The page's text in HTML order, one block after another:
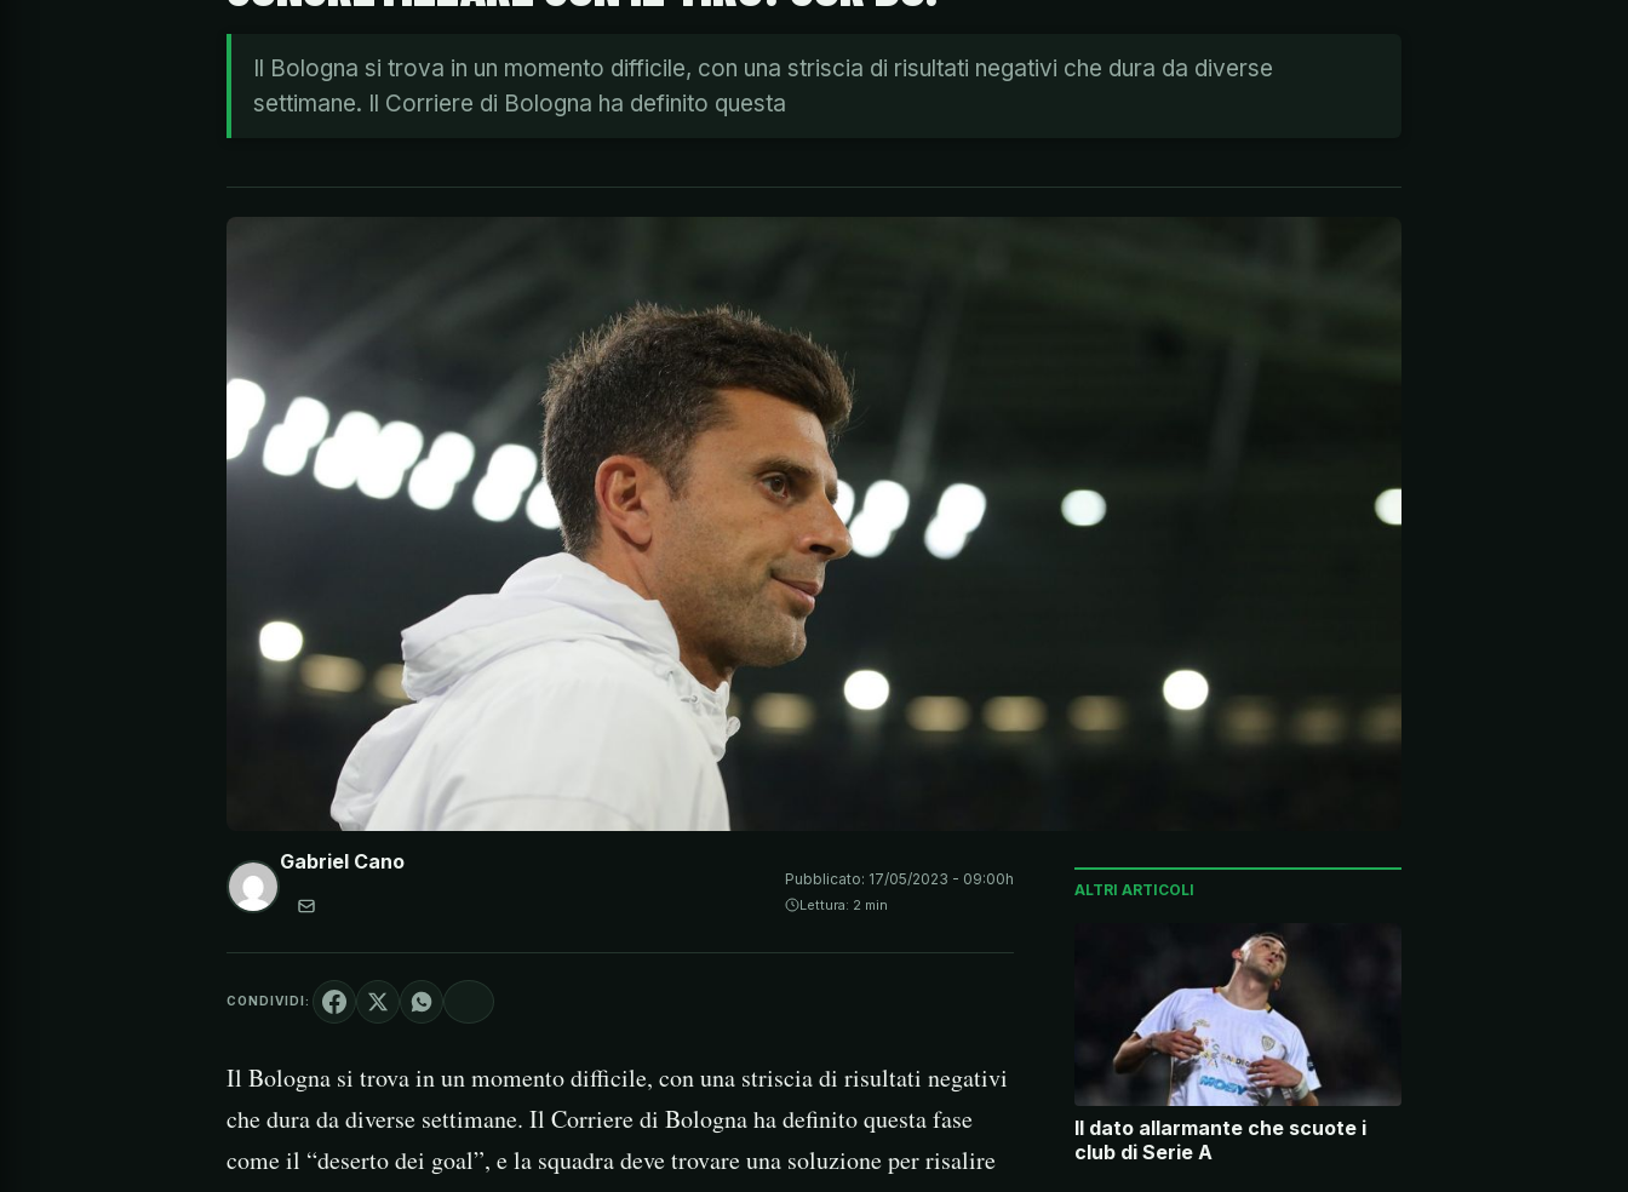
Il Bologna si trova in un momento difficile, con una striscia di risultati negativi che dura da diverse
settimane. Il Corriere di Bologna ha definito questa
Gabriel Cano
Pubblicato: 17/05/2023 - 09:00h
Lettura: 2 min
CONDIVIDI:
Il Bologna si trova in un momento difficile, con una striscia di risultati negativi
che dura da diverse settimane. Il Corriere di Bologna ha definito questa fase
come il “deserto dei goal”, e la squadra deve trovare una soluzione per risalire
ALTRI ARTICOLI
Il dato allarmante che scuote i
club di Serie A